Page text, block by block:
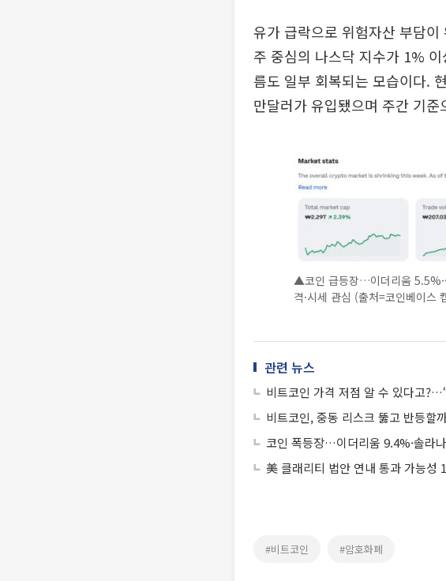
유가 급락으로 위험자산 부담
주 중심의 나스닥 지수가 1%
름도 일부 회복되는 모습이다.
만달러가 유입됐으며 주간 기
▲코인 급등장…이더리움 5.5%·
격·시세 관심 (출처=코인베이스
관련 뉴스
비트코인 가격 저점 알 수 있다고
비트코인, 중동 리스크 뚫고 반등
코인 폭등장…이더리움 9.4%·솔라
美 클래리티 법안 연내 통과 가능
#비트코인 #암호화폐